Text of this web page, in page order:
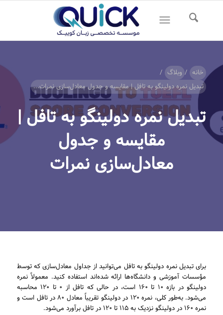
خانه / وبلاگ /
تبدیل نمره دولینگو به تافل | مقایسه و جدول معادل‌سازی نمرات...
تبدیل نمره دولینگو به تافل |
مقایسه و جدول
معادل‌سازی نمرات
برای تبدیل نمره دولینگو به تافل می‌توانید از جداول معادل‌سازی که توسط
مؤسسات آموزشی و دانشگاه‌ها ارائه شده‌اند استفاده کنید. معمولاً نمره
دولینگو در بازه ۱۰ تا ۱۶۰ است، در حالی که تافل از ۰ تا ۱۲۰ محاسبه
می‌شود. به‌طور کلی، نمره ۱۲۰ در دولینگو تقریباً معادل ۸۰ در تافل است و
نمره ۱۶۰ در دولینگو نزدیک به ۱۱۵ تا ۱۲۰ در تافل برآورد می‌شود.